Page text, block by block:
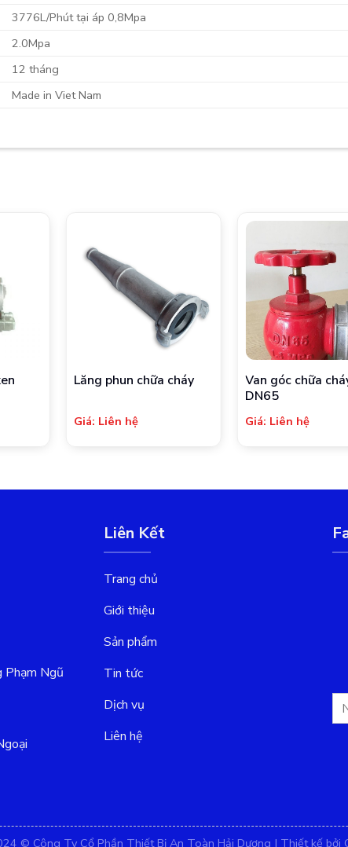
3776L/Phút tại áp 0,8Mpa
2.0Mpa
12 tháng
Made in Viet Nam
Lăng phun chữa cháy
Giá: Liên hệ
Van góc chữa
DN65
Giá: Liên hệ
Ngũ
Liên Kết
Trang chủ
Giới thiệu
Sản phẩm
Tin tức
Dịch vụ
Liên hệ
© Công Ty Cổ Phần Thiết Bị An Toàn Hải Dương | Thiết kế bởi